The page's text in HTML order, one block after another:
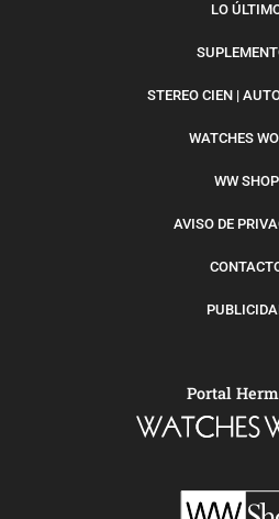
LO
STEREO CIEN |
WATCHES
WW SHOP
AVISO DE
Portal